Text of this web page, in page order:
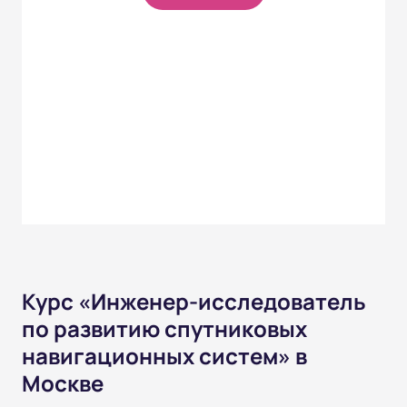
Курс «Инженер-исследователь
по развитию спутниковых
навигационных систем» в
Москве